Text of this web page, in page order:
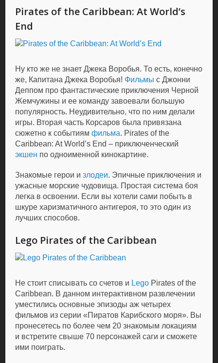
Pirates of the Caribbean: At World’s
End
Ну кто же не знает Джека Воробья. То есть, конечно
же, Капитана Джека Воробья! Фильмы с Джонни
Деппом про фантастические приключения Черной
Жемчужины и ее команду завоевали большую
популярность. Неудивительно, что по ним делали
игры. Вторая часть Корсаров была привязана
сюжетно к событиямфильма. Pirates of the
Caribbean: At World’s End – приключенческий
экшен по одноименной кинокартине.
Знакомые герои излодеи. Эпичные приключения и
ужасные морские чудовища. Простая система боя
легка в освоении. Если вы хотели сами побыть в
шкуре харизматичного антигероя, то это один из
лучших способов.
Lego Pirates of the Caribbean
Не стоит списывать со счетов и Lego Pirates of the
Caribbean. В данном интерактивном развлечении
уместились основные эпизоды аж четырех
фильмов из серии «Пиратов Карибского моря». Вы
пронесетесь по более чем 20 знакомым локациям
и встретите свыше 70 персонажей саги и сможете
ими поиграть.